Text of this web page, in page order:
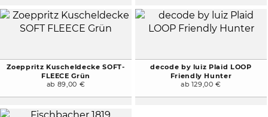
Zoeppritz Kuscheldecke SOFT-
FLEECE Grün
ab 89,00 €
decode by luiz Plaid LOOP
Friendly Hunter
ab 129,00 €